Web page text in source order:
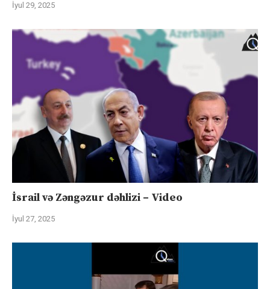
İyul 29, 2025
İsrail və Zəngəzur dəhlizi – Video
İyul 27, 2025